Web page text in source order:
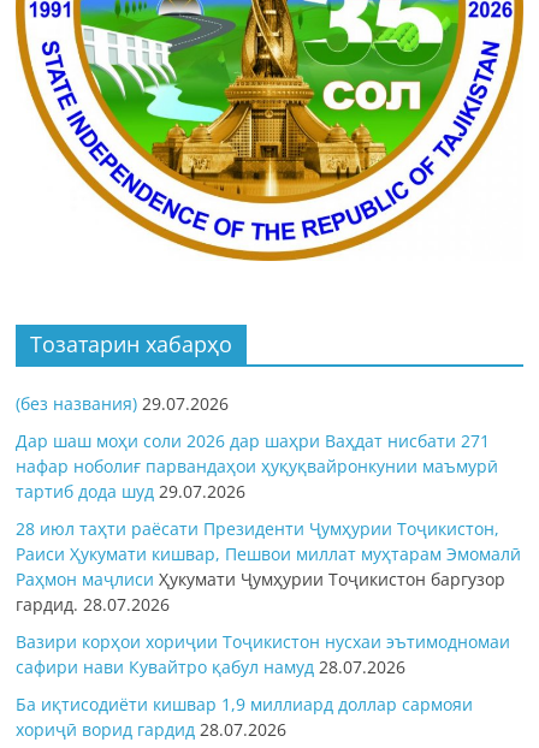
Тозатарин хабарҳо
(без названия) 29.07.2026
Дар шаш моҳи соли 2026 дар шаҳри Ваҳдат нисбати 271
нафар ноболиғ парвандаҳои ҳуқуқвайронкунии маъмурӣ
тартиб дода шуд 29.07.2026
28 июл таҳти раёсати Президенти Ҷумҳурии Тоҷикистон,
Раиси Ҳукумати кишвар, Пешвои миллат муҳтарам Эмомалӣ
Раҳмон маҷлисиҲукумати Ҷумҳурии Тоҷикистон баргузор
гардид.28.07.2026
Вазири корҳои хориҷии Тоҷикистон нусхаи эътимодномаи
сафири нави Кувайтро қабул намуд 28.07.2026
Ба иқтисодиёти кишвар 1,9 миллиард доллар сармояи
хориҷӣ ворид гардид 28.07.2026